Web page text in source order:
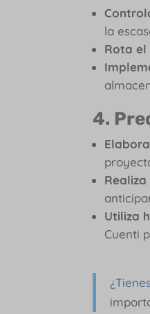
la
Rota el
4.
Utiliza
Cuenti